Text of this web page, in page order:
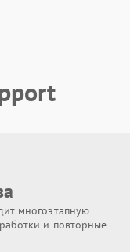
многоэтапную
и повторные